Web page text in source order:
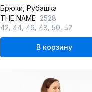
Брюки, Рубашка
THE NAME 2528
42 44 46 48 50 52
В корзину